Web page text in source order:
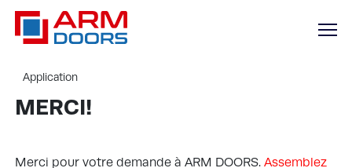
Application
MERCI!
Merci pour votre demande à ARM DOORS. Assemblez